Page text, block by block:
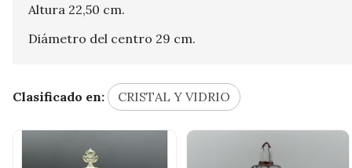
Altura 22,50 cm.
Diámetro del centro 29 cm.
Clasificado en: CRISTAL Y VIDRIO